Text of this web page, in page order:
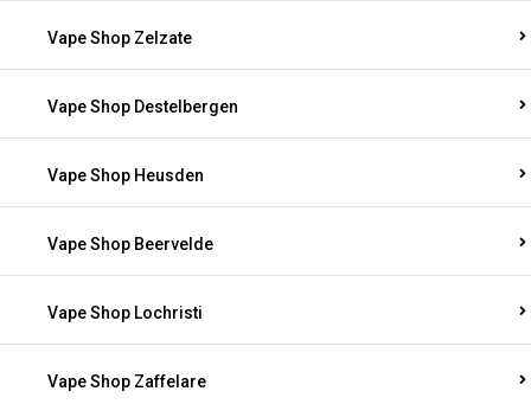
Vape Shop Zelzate
Vape Shop Destelbergen
Vape Shop Heusden
Vape Shop Beervelde
Vape Shop Lochristi
Vape Shop Zaffelare